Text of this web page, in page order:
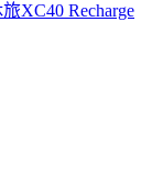
XC40 Recharge